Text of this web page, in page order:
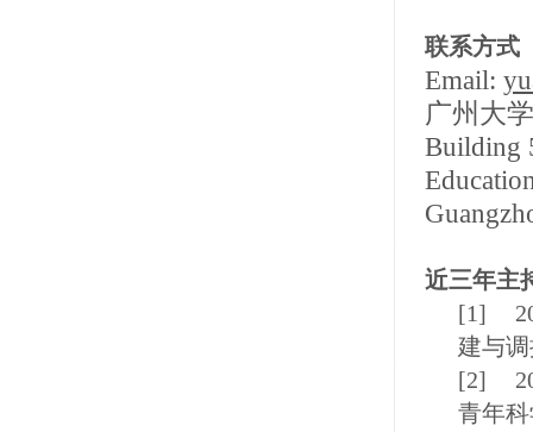
联系方式
Email:
广州大
Building
近三年主
[1]
建与
[2]
青年